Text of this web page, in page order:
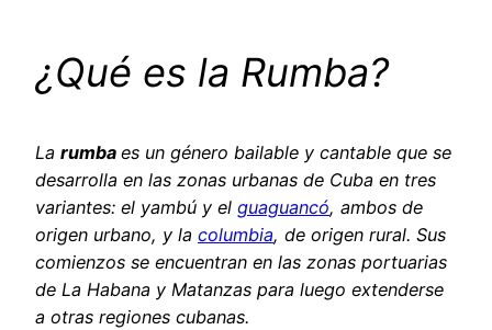
¿Qué es la Rumba?
La rumba es un género bailable y cantable que se
desarrolla en las zonas urbanas de Cuba en tres
variantes: el yambú y el guaguancó, ambos de
origen urbano, y la columbia, de origen rural. Sus
comienzos se encuentran en las zonas portuarias
de La Habana y Matanzas para luego extenderse
a otras regiones cubanas.